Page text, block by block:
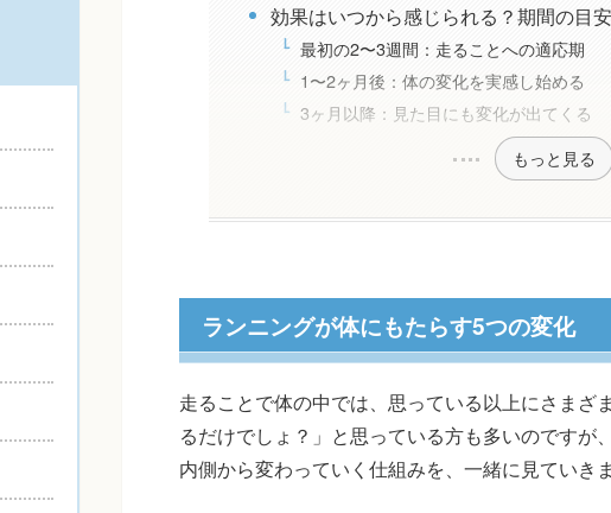
効果はいつから感じられる？期間の目
最初の2〜3週間：走ることへの適応期
1〜2ヶ月後：体の変化を実感し始める
3ヶ月以降：見た目にも変化が出てくる
もっと見る
ランニングが体にもたらす5つの変化
走ることで体の中では、思っている以上にさまざ
るだけでしょ？」と思っている方も多いのですが
内側から変わっていく仕組みを、一緒に見ていき